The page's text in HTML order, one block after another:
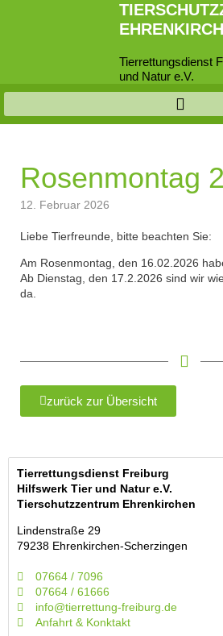
Tierrettungsdienst
und Natur e.V.
Rosenmontag
12. Februar 2026
Liebe Tierfreunde, bitte beachten Sie:
Am Rosenmontag, den 16.02.2026
Ab Dienstag, den 17.2.2026 sind wir
da.
zurück zur Übersicht
Tierrettungsdienst Freiburg
Hilfswerk Tier und Natur e.V.
Tierschutzzentrum Ehrenkirchen
Lindenstraße 29
79238 Ehrenkirchen-Scherzingen
07664 / 7096
07664 / 61666
info@tierrettung-freiburg.de
Anfahrt & Konktakt